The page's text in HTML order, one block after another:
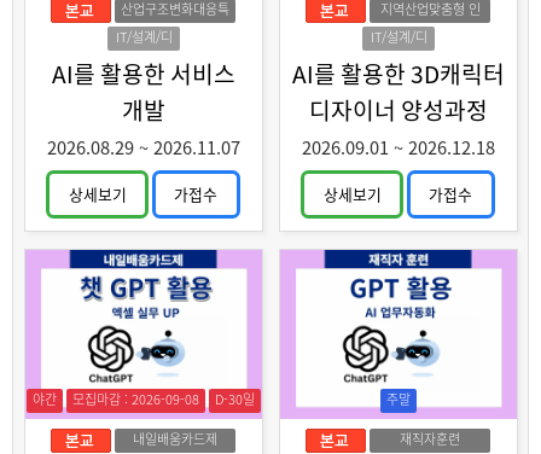
산업구조변화대응특
화훈련
IT/설계/디
자인
AI를 활용한 서비스
개발
2026.08.29~2026.11.07
상세보기 가접수
지역산업맞춤형 인
력양성
IT/설계/디
자인
AI를 활용한 3D캐릭터
디자이너 양성과정
2026.09.01~2026.12.18
상세보기 가접수
야간 모집마감 : 2026-09-08
D-30일
내일배움카드제
주말
재직자훈련